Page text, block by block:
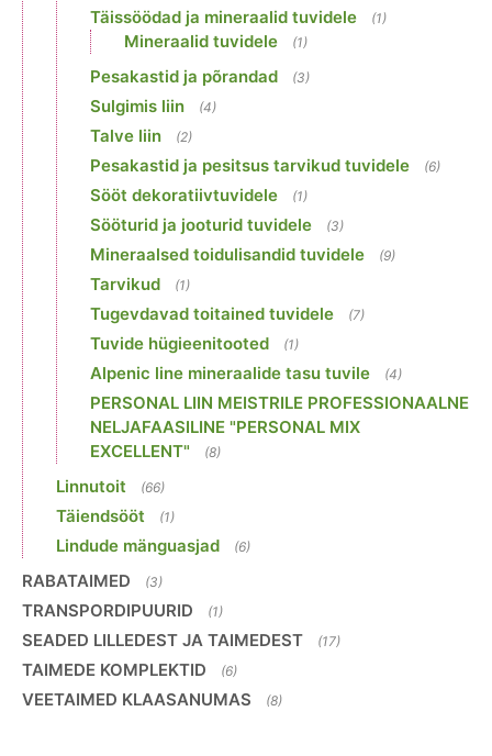
Täissöödad ja mineraalid tuvidele (1)
Mineraalid tuvidele (1)
Pesakastid ja põrandad (3)
Sulgimis liin (4)
Talve liin (2)
Pesakastid ja pesitsus tarvikud tuvidele (6)
Sööt dekoratiivtuvidele (1)
Sööturid ja jooturid tuvidele (3)
Mineraalsed toidulisandid tuvidele (9)
Tarvikud (1)
Tugevdavad toitained tuvidele (7)
Tuvide hügieenitooted (1)
Alpenic line mineraalide tasu tuvile (4)
PERSONAL LIIN MEISTRILE PROFESSIONAALNE
NELJAFAASILINE "PERSONAL MIX
EXCELLENT"
(8)
Linnutoit (66)
Täiendsööt (1)
Lindude mänguasjad (6)
RABATAIMED (3)
TRANSPORDIPUURID (1)
SEADED LILLEDEST JA TAIMEDEST (17)
TAIMEDE KOMPLEKTID (6)
VEETAIMED KLAASANUMAS (8)